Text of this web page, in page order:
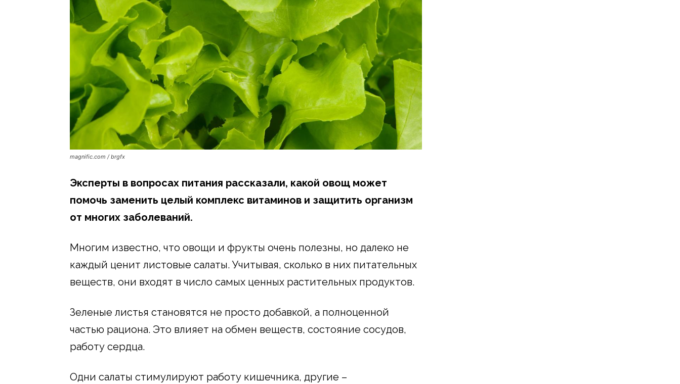
magnific.com / brgfx
Эксперты в вопросах питания рассказали, какой овощ может
помочь заменить целый комплекс витаминов и защитить организм
от многих заболеваний.
Многим известно, что овощи и фрукты очень полезны, но далеко не
каждый ценит листовые салаты. Учитывая, сколько в них питательных
веществ, они входят в число самых ценных растительных продуктов.
Зеленые листья становятся не просто добавкой, а полноценной
частью рациона. Это влияет на обмен веществ, состояние сосудов,
работу сердца.
Одни салаты стимулируют работу кишечника, другие –